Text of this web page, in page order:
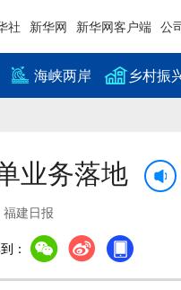
社
新华网 新华网客户端 公
海峡两岸 乡村振
业务落地
建日报
：